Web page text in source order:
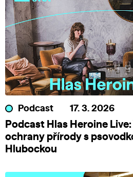
Podcast 17. 3. 2026
Podcast Hlas Heroine
ochrany přírody s
Hlubockou